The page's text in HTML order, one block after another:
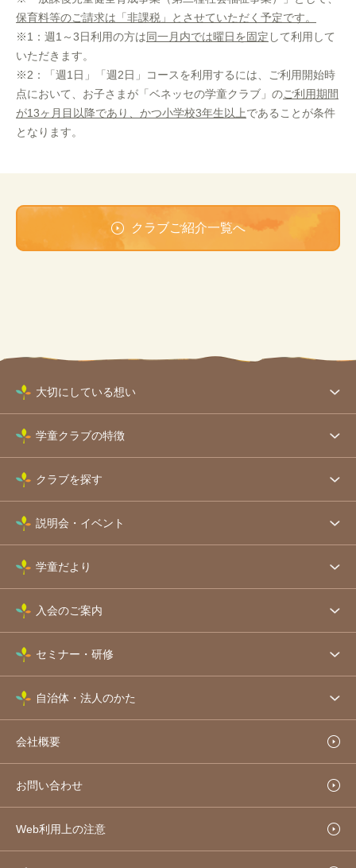
保育料等のご請求は「非課税」とさせていただく予定です。
※1：週1～3日利用の方は同一月内では曜日を固定 して利用して
いただきます。
※2：「週1日」「週2日」コースを利用するには、ご利用開始時
点において、お子さまが「ベネッセの学童クラブ」のご利用期間
が13ヶ月目以降であり、かつ小学校3年生以上であることが条件
となります。
クラブご紹介一覧へ
大切にしている想い
学童クラブの特徴
クラブを探す
説明会・イベント
学童だより
入会のご案内
セミナー・研修
自治体・法人のかた
会社概要
お問い合わせ
Web利用上の注意